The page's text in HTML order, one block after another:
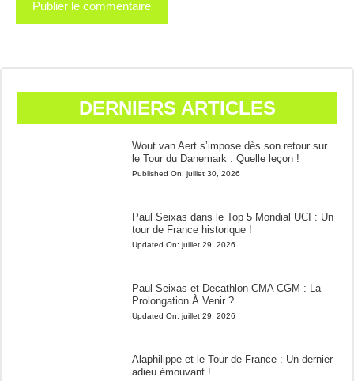
DERNIERS ARTICLES
Wout van Aert s’impose dès son retour sur
le Tour du Danemark : Quelle leçon !
Published On: juillet 30, 2026
Paul Seixas dans le Top 5 Mondial UCI : Un
tour de France historique !
Updated On: juillet 29, 2026
Paul Seixas et Decathlon CMA CGM : La
Prolongation À Venir ?
Updated On: juillet 29, 2026
Alaphilippe et le Tour de France : Un dernier
adieu émouvant !